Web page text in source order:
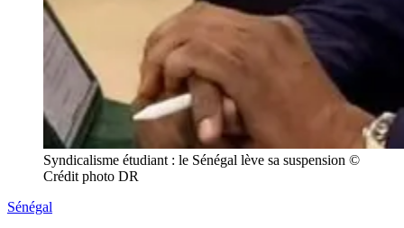
Syndicalisme étudiant : le Sénégal lève sa suspension ©
Crédit photo DR
Sénégal